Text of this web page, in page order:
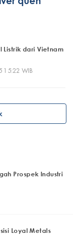
Listrik dari Vietnam
WIB
Prospek Industri
Loyal Metals